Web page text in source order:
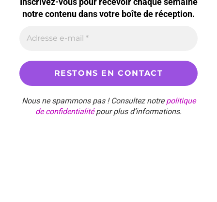
notre contenu dans votre boîte de réception.
Nous ne spammons pas ! Consultez notrepolitique
de confidentialitépour plus d’informations.